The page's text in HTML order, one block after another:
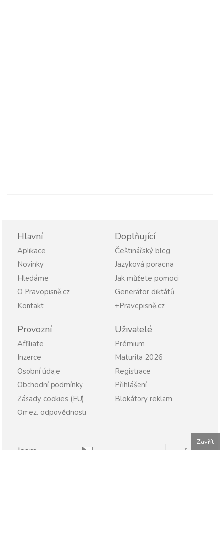
Hlavní
Aplikace
Novinky
Hledáme
O Pravopisně.cz
Kontakt
Doplňující
Češtinářský blog
Jazyková poradna
Jak můžete pomoci
Generátor diktátů
+Pravopisně.cz
Provozní
Affiliate
Inzerce
Osobní údaje
Obchodní podmínky
Zásady cookies (EU)
Omez. odpovědnosti
Uživatelé
Prémium
Maturita 2026
Registrace
Přihlášení
Blokátory reklam
Jsem
Zavřít